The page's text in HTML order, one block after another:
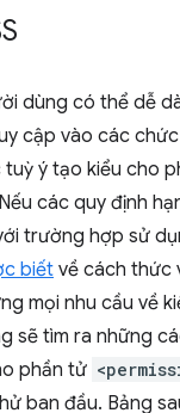
dùng có thể dễ
cập vào các
ý tạo kiểu cho
các quy định
trường hợp sử
biếtvề cách thức
mọi nhu cầu về
sẽ tìm ra những
phần tử
ban đầu. Bảng